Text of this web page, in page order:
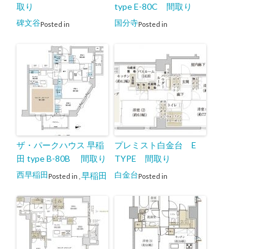
取り
Posted in
碑文谷
type E-80C 間取り
Posted in
国分寺
ザ・パークハウス 早稲
田 type B-80B 間取り
Posted in
西早稲田 早稲田
プレミスト白金台 E
TYPE 間取り
Posted in
白金台